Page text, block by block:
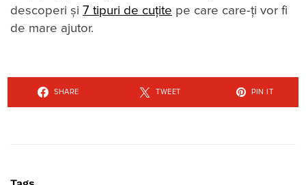
descoperi și 7 tipuri de cuțite pe care care-ți vor fi
de mare ajutor.
SHARE TWEET PIN IT